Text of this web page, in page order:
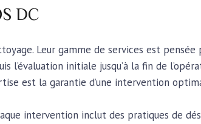
DC
Leur gamme de services est
l’évaluation initiale jusqu’à la fin de
est la garantie d’une intervention
intervention inclut des pratiques de